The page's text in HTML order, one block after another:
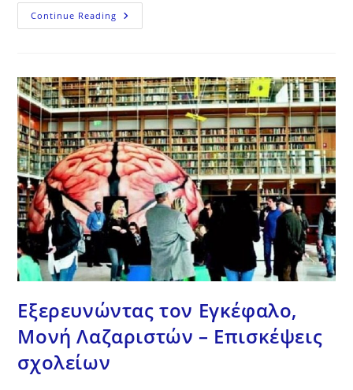
Continue Reading Ρεπορτάζ
Του
Στην
Κω.
Εξερευνώντας τον Εγκέφαλο,
Μονή Λαζαριστών – Επισκέψεις
σχολείων